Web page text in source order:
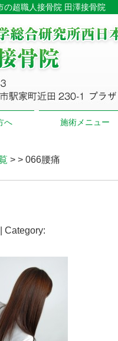
の超職人接骨院 田澤接骨院
へ 施術メニュー
> > 066腰痛
Category: